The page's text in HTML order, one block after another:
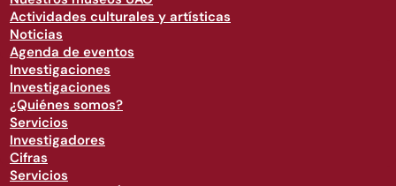
Actividades culturales y artísticas
Noticias
Agenda de eventos
Investigaciones
Investigaciones
¿Quiénes somos?
Servicios
Investigadores
Cifras
Servicios